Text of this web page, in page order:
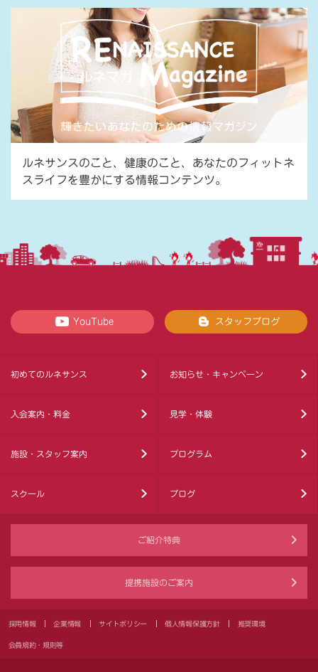
ルネサンスのこと、健康のこと、あなたのフィットネ
スライフを豊かにする情報コンテンツ。
YouTube スタッフブログ
初めてのルネサンス お知らせ・キャンペーン
入会案内・料金 見学・体験
施設・スタッフ案内 プログラム
スクール ブログ
ご紹介特典
提携施設のご案内
採用情報 企業情報 サイトポリシー 個人情報保護方針 推奨環境
会員規約・規則等